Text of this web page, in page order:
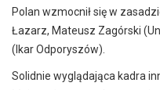
Polan wzmocnił się w
Łazarz, Mateusz Zagórski
(Ikar Odporyszów).
Solidnie wyglądająca kadra